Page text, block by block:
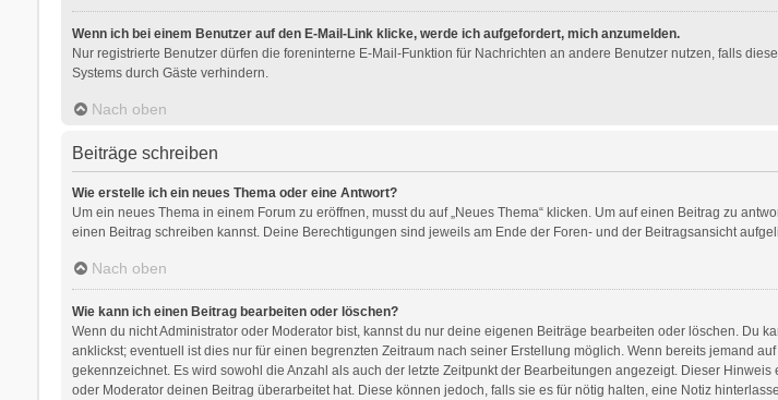
Wenn ich bei einem Benutzer auf den E-Mail-Link klicke, werde ich aufgefordert, mich anzumelden.
Nur registrierte Benutzer dürfen die foreninterne E-Mail-Funktion für Nachrichten an andere Benutzer nutzen, falls
Systems durch Gäste verhindern.
Nach oben
Beiträge schreiben
Wie erstelle ich ein neues Thema oder eine Antwort?
Um ein neues Thema in einem Forum zu eröffnen, musst du auf „Neues Thema“ klicken. Um auf einen Beitrag zu
einen Beitrag schreiben kannst. Deine Berechtigungen sind jeweils am Ende der Foren- und der Beitragsansicht
Nach oben
Wie kann ich einen Beitrag bearbeiten oder löschen?
Wenn du nicht Administrator oder Moderator bist, kannst du nur deine eigenen Beiträge bearbeiten oder löschen. Du
anklickst; eventuell ist dies nur für einen begrenzten Zeitraum nach seiner Erstellung möglich. Wenn bereits jemand
gekennzeichnet. Es wird sowohl die Anzahl als auch der letzte Zeitpunkt der Bearbeitungen angezeigt. Dieser
oder Moderator deinen Beitrag überarbeitet hat. Diese können jedoch, falls sie es für nötig halten, eine Notiz